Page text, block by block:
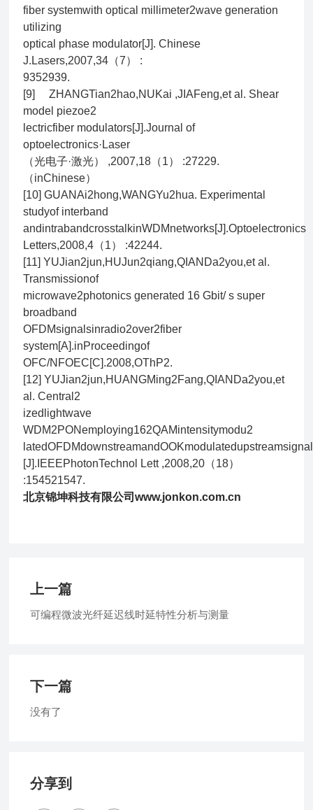
fiber systemwith optical millimeter2wave generation
utilizing
optical phase modulator[J]. Chinese
J.Lasers,2007,34（7） :
9352939.
[9] ZHANGTian2hao,NUKai ,JIAFeng,et al. Shear
model piezoe2
lectricfiber modulators[J].Journal of
optoelectronics·Laser
（光电子·激光） ,2007,18（1） :27229.
（inChinese）
[10] GUANAi2hong,WANGYu2hua. Experimental
studyof interband
andintrabandcrosstalkinWDMnetworks[J].Optoelectronics
Letters,2008,4（1） :42244.
[11] YUJian2jun,HUJun2qiang,QIANDa2you,et al.
Transmissionof
microwave2photonics generated 16 Gbit/ s super
broadband
OFDMsignalsinradio2over2fiber
system[A].inProceedingof
OFC/NFOEC[C].2008,OThP2.
[12] YUJian2jun,HUANGMing2Fang,QIANDa2you,et
al. Central2
izedlightwave
WDM2PONemploying162QAMintensitymodu2
latedOFDMdownstreamandOOKmodulatedupstreamsignal
[J].IEEEPhotonTechnol Lett ,2008,20（18）
:154521547.
北京锦坤科技有限公司www.jonkon.com.cn
上一篇
可编程微波光纤延迟线时延特性分析与测量
下一篇
没有了
分享到